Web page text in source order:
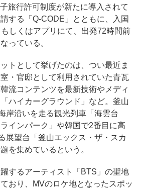
子旅行許可制度が新たに導入されて
する「Q-CODE」とともに、入国
しくはアプリにて、出発72時間前
っている。
トとして挙げたのは、つい最近ま
・官邸として利用されていた青瓦
流コンテンツを最新技術やメディ
ハイカーグラウンド」など。釜山
岸沿いを走る観光列車「海雲台
ラインパーク」や韓国で2番目に高
展望台「釜山エックス・ザ・スカ
を集めているという。
するアーティスト「BTS」の聖地
おり、MVのロケ地となったスポッ